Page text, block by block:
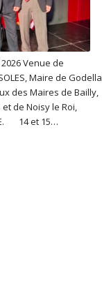
2026 Venue de
Maire de Godella
des Maires de Bailly,
et de Noisy le Roi,
14 et 15…